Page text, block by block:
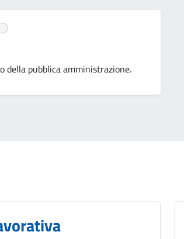
della pubblica amministrazione.